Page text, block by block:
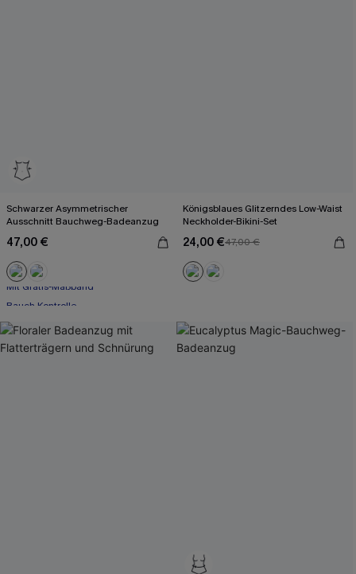
Schwarzer Asymmetrischer
Ausschnitt Bauchweg-Badeanzug
47,00 €
Mit Gratis-Maßband
Königsblaues Glitzerndes Low-Waist
Neckholder-Bikini-Set
24,00 €47,00 €